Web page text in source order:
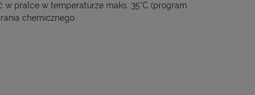
w pralce w temperaturze maks. 35°C (program
chemicznego.